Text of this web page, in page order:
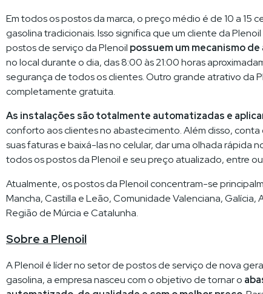
Em todos os postos da marca, o preço médio é de 10 a
gasolina tradicionais. Isso significa que um cliente da
postos de serviço da Plenoil possuem um mecanismo
no local durante o dia, das 8:00 às 21:00 horas
segurança de todos os clientes. Outro grande atrativo da
completamente gratuita.
As instalações são totalmente automatizadas e
conforto aos clientes no abastecimento. Além disso,
suas faturas e baixá-las no celular, dar uma olhada rápida
todos os postos da Plenoil e seu preço atualizado, entre
Atualmente, os postos da Plenoil concentram-se
Mancha, Castilla e Leão, Comunidade Valenciana, Galícia,
Região de Múrcia e Catalunha.
Sobre a Plenoil
A Plenoil é líder no setor de postos de serviço de nova
gasolina, a empresa nasceu com o objetivo de tornar o